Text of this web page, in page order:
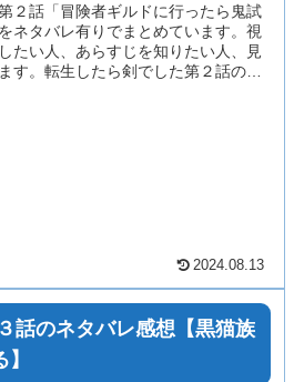
２話「冒険者ギルドに行ったら鬼試
ネタバレ有りでまとめています。視
たい人、あらすじを知りたい人、見
す。転生したら剣でした第２話の感
2024.08.13
話のネタバレ感想【黒猫族